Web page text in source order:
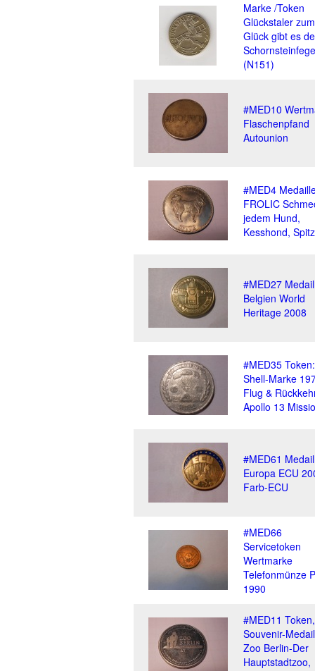
Marke /Token
Glückstaler zum
Glück gibt es
(N151)
#MED10
Flaschenpfand
Autounion
#MED4
FROLIC
jedem Hund,
Kesshond,
#MED27
Belgien World
Heritage 2008
#MED35 Token:
Shell-Marke
Flug &
Apollo 13
#MED61
Europa ECU
Farb-ECU
#MED66
Servicetoken
Wertmarke
Telefonmünze
1990
#MED11 Token,
Souvenir-
Zoo Berlin-Der
Hauptstadtzoo,